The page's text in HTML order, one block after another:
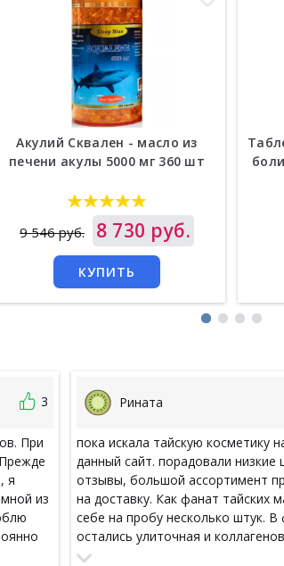
Акулий Сквален - масло из
печени акулы 5000 мг 360 шт
9 546 руб.
Цена 8 730 руб.
КУПИТЬ
3
При
я
из
пасты,
Рината
пока искала тайскую косметику
данный сайт. порадовали низкие
отзывы, большой ассортимент
на доставку. Как фанат тайских
себе на пробу несколько штук. В
остались улиточная и
лица, а для волос я как обычно